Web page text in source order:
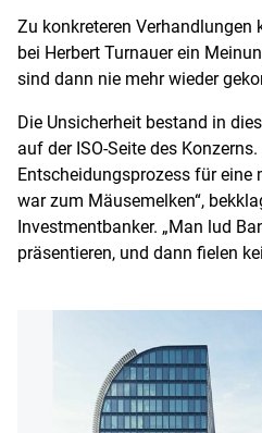
Zu konkreteren Verhandlungen
bei Herbert Turnauer ein
sind dann nie mehr wieder
Die Unsicherheit bestand in
auf der ISO-Seite des Konzerns.
Entscheidungsprozess für
war zum Mäusemelken“,
Investmentbanker. „Man lud
präsentieren, und dann fielen